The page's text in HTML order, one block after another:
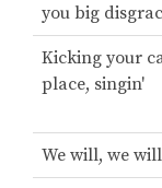
you big
Kicking your
place, singin'
We will, we